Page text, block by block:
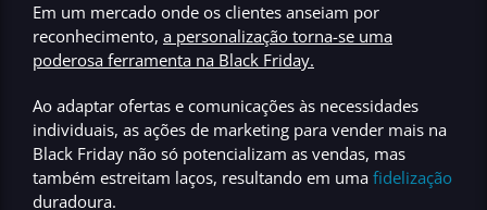
Em um mercado onde os clientes anseiam por
reconhecimento, a personalização torna-se uma
poderosa ferramenta na Black Friday.
Ao adaptar ofertas e comunicações às necessidades
individuais, as ações de marketing para vender mais na
Black Friday não só potencializam as vendas, mas
também estreitam laços, resultando em uma fidelização
duradoura.